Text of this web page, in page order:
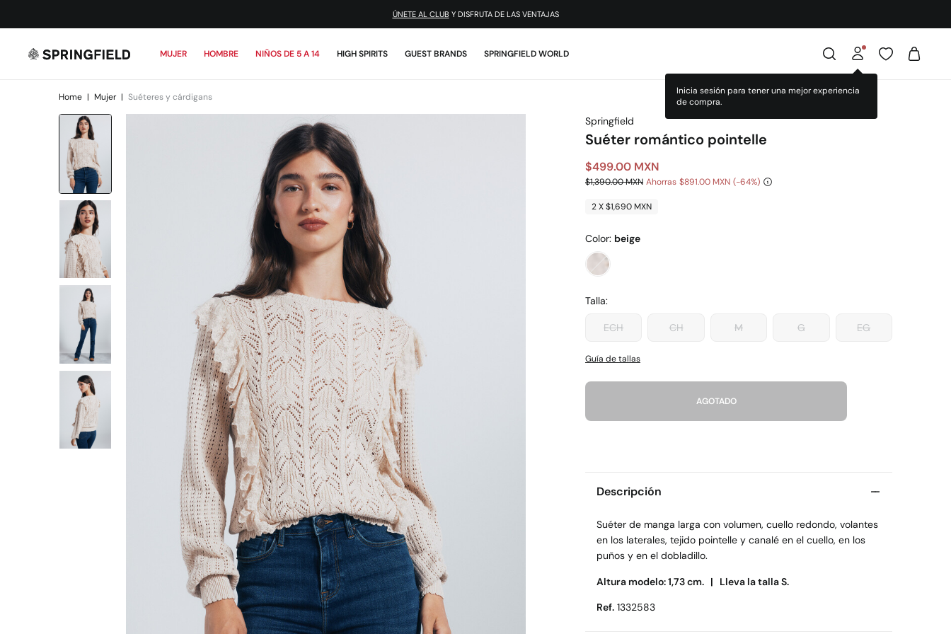
MUJER HOMBRE NIÑOS DE 5 A 14 HIGH SPIRITS GUEST BRANDS SPRINGFIELD WORLD
Home | Mujer | Suéteres y cárdigans
Springfield
Suéter romántico pointelle
$499.00 MXN
$1,390.00 MXN Ahorras $891.00 MXN 64
2 X $1,690 MXN
Color: beige
Talla:
ECH CH M G EG
Guía de tallas
AGOTADO
Descripción
Suéter de manga larga con volumen, cuello redondo, volantes
en los laterales, tejido pointelle y canalé en el cuello, en los
puños y en el dobladillo.
Altura modelo: 1,73 cm. | Lleva la talla S.
Ref. 1332583